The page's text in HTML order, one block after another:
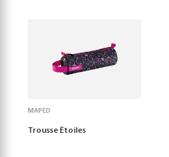
MAPED
Trousse Étoiles